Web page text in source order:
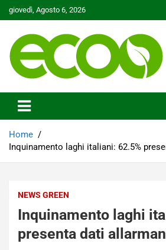
Skip
to
giovedì, Agosto 6, 2026
Ecoo.it
Home
Inquinamento laghi italiani: 62.5%
NEWS GREEN
Inquinamento laghi
presenta dati